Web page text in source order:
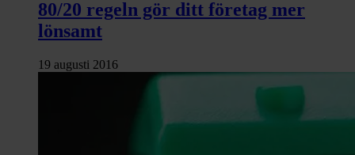
80/20 regeln gör ditt företag mer
lönsamt
19 augusti 2016